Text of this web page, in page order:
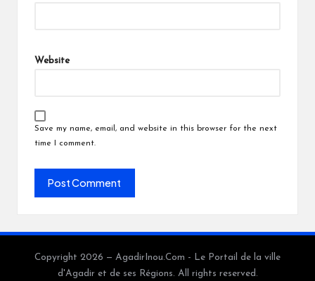
Website
Save my name, email, and website in this browser for the next
time I comment.
Copyright 2026 — AgadirInou.Com - Le Portail de la ville
d'Agadir et de ses Régions. All rights reserved.